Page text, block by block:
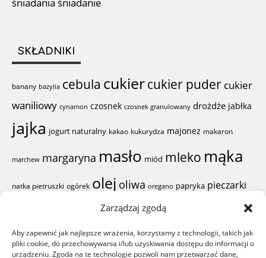
Zarządzaj zgodą
Aby zapewnić jak najlepsze wrażenia, korzystamy z technologii, takich jak
pliki cookie, do przechowywania i/lub uzyskiwania dostępu do informacji o
urządzeniu. Zgoda na te technologie pozwoli nam przetwarzać dane,
SKŁADNIKI
banany bazylia cebula cukiercukier puder cukier
waniliowy cynamon czosnek czosnek granulowany drożdże jabłka
jajka jogurt naturalny kakao kukurydza majonez makaron
marchew margaryna masło miód mleko mąka
natka pietruszki ogórek olej oliwa oregano papryka pieczarki
pierś z kurczaka pomidor
pieczenia rodzynki ser ser żółty sok z cytryny szynka sól